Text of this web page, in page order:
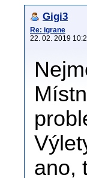
Gigi3
Re: igrane
22. 02. 2019
ano,